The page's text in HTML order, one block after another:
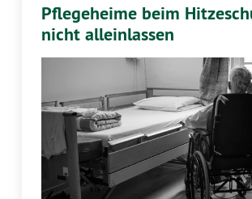
Pflegeheime beim
nicht alleinlassen